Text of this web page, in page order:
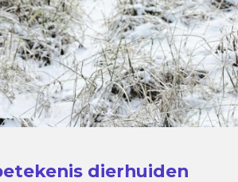
dierhuiden